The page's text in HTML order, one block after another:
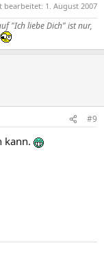
bearbeitet: 1. August 2007
"Ich liebe Dich" ist nur,
#9
kann.